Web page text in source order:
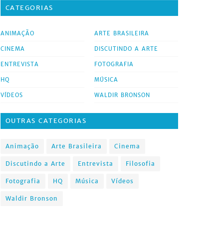
CATEGORIAS
ANIMAÇÃO ARTE BRASILEIRA
CINEMA DISCUTINDO A ARTE
ENTREVISTA FOTOGRAFIA
HQ MÚSICA
VÍDEOS WALDIR BRONSON
OUTRAS CATEGORIAS
Animação Arte Brasileira Cinema
Discutindo a Arte Entrevista Filosofia
Fotografia HQ Música Vídeos
Waldir Bronson